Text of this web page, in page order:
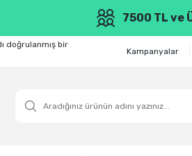
7500 TL ve
doğrulanmış bir
Kampanyalar